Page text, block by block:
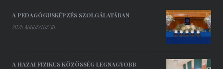
A PEDAGÓGUSKÉPZÉS SZOLGÁLATÁBAN
2025. AUGUSZTUS 30.
A HAZAI FIZIKUS KÖZÖSSÉG LEGNAGYOBB